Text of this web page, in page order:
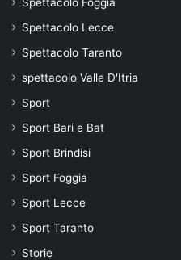
Spettacolo Lecce
Spettacolo Taranto
spettacolo Valle D'Itria
Sport
Sport Bari e Bat
Sport Brindisi
Sport Foggia
Sport Lecce
Sport Taranto
Storie